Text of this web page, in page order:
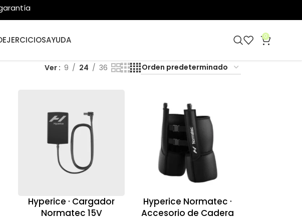
EJERCICIOSAYUDA 0
Ver 9 24 36
Hyperice · Cargador
Normatec 15V
Hyperice Normatec ·
Accesorio de Cadera